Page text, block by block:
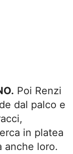
Poi Renzi
dal palco e
in platea
anche loro.